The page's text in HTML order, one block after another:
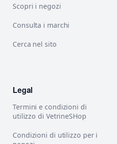
Scopri i negozi
Consulta i marchi
Cerca nel sito
Legal
Termini e condizioni di
utilizzo di VetrineSHop
Condizioni di utilizzo per i